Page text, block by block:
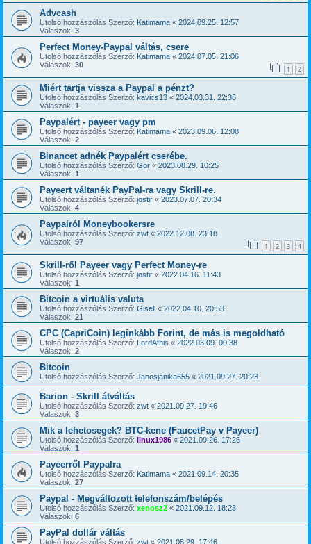
Advcash
Utolsó hozzászólás Szerző: Katimama « 2024.09.25. 12:57
Válaszok: 3
Perfect Money-Paypal váltás, csere
Utolsó hozzászólás Szerző: Katimama « 2024.07.05. 21:06
Válaszok: 30 1 2
Miért tartja vissza a Paypal a pénzt?
Utolsó hozzászólás Szerző: kavics13 « 2024.03.31. 22:36
Válaszok: 1
Paypalért - payeer vagy pm
Utolsó hozzászólás Szerző: Katimama « 2023.09.06. 12:08
Válaszok: 2
Binancet adnék Paypalért cserébe.
Utolsó hozzászólás Szerző: Gor « 2023.08.29. 10:25
Válaszok: 1
Payeert váltanék PayPal-ra vagy Skrill-re.
Utolsó hozzászólás Szerző: jostir « 2023.07.07. 20:34
Válaszok: 4
Paypalról Moneybookersre
Utolsó hozzászólás Szerző: zwt « 2022.12.08. 23:18
Válaszok: 97 1 2 3 4
Skrill-ről Payeer vagy Perfect Money-re
Utolsó hozzászólás Szerző: jostir « 2022.04.16. 11:43
Válaszok: 1
Bitcoin a virtuális valuta
Utolsó hozzászólás Szerző: Gisell « 2022.04.10. 20:53
Válaszok: 21
CPC (CapriCoin) leginkább Forint, de más is megoldható
Utolsó hozzászólás Szerző: LordAthis « 2022.03.09. 00:38
Válaszok: 2
Bitcoin
Utolsó hozzászólás Szerző: Janosjanika655 « 2021.09.27. 20:23
Barion - Skrill átváltás
Utolsó hozzászólás Szerző: zwt « 2021.09.27. 19:46
Válaszok: 3
Mik a lehetosegek? BTC-kene (FaucetPay v Payeer)
Utolsó hozzászólás Szerző: linux1986 « 2021.09.26. 17:26
Válaszok: 1
Payeerről Paypalra
Utolsó hozzászólás Szerző: Katimama « 2021.09.14. 20:35
Válaszok: 27
Paypal - Megváltozott telefonszám/belépés
Utolsó hozzászólás Szerző: xenosz2 « 2021.09.12. 18:23
Válaszok: 6
PayPal dollár váltás
Utolsó hozzászólás Szerző: zwt « 2021.08.29. 17:46